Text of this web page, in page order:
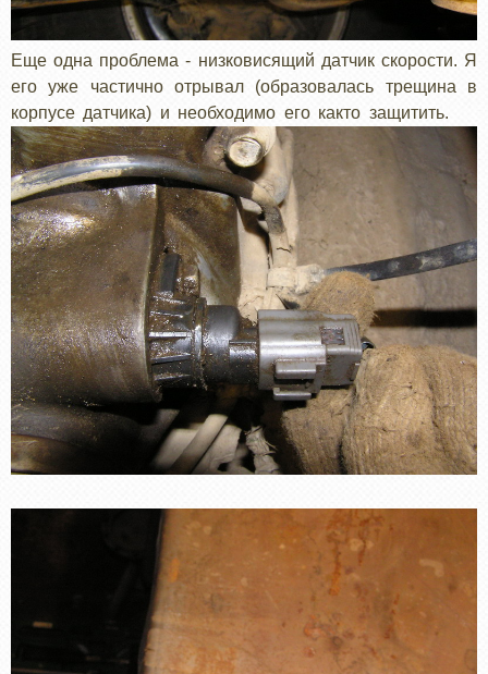
Еще одна проблема - низковисящий датчик скорости. Я
его уже частично отрывал (образовалась трещина в
корпусе датчика) и необходимо его както защитить.